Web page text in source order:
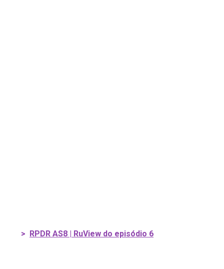
> RPDR AS8 | RuView do episódio 6